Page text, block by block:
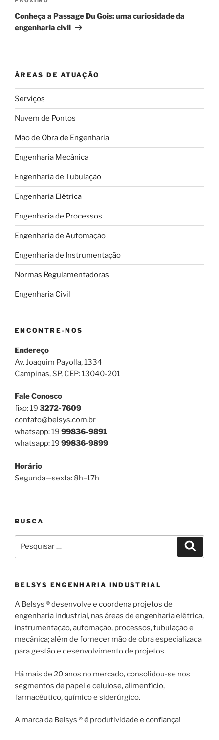
post
Conheça a Passage Du Gois: uma curiosidade da
engenharia civil
ÁREAS DE ATUAÇÃO
Serviços
Nuvem de Pontos
Mão de Obra de Engenharia
Engenharia Mecânica
Engenharia de Tubulação
Engenharia Elétrica
Engenharia de Processos
Engenharia de Automação
Engenharia de Instrumentação
Normas Regulamentadoras
Engenharia Civil
ENCONTRE-NOS
Endereço
Av. Joaquim Payolla, 1334
Campinas, SP, CEP: 13040-201
Fale Conosco
fixo: 19 3272-7609
contato@belsys.com.br
whatsapp: 19 99836-9891
whatsapp: 19 99836-9899
Horário
Segunda—sexta: 8h–17h
BUSCA
por:
BELSYS ENGENHARIA INDUSTRIAL
A Belsys ® desenvolve e coordena projetos de
engenharia industrial, nas áreas de engenharia elétrica,
instrumentação, automação, processos, tubulação e
mecânica; além de fornecer mão de obra especializada
para gestão e desenvolvimento de projetos.
Há mais de 20 anos no mercado, consolidou-se nos
segmentos de papel e celulose, alimentício,
farmacêutico, químico e siderúrgico.
A marca da Belsys ® é produtividade e confiança!